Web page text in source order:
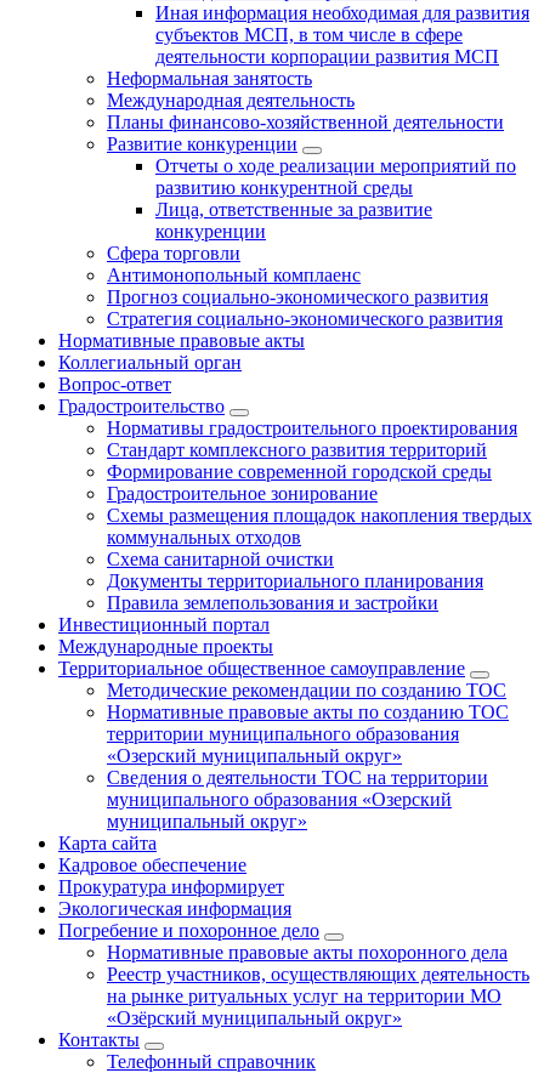
Иная информация необходимая для развития
субъектов МСП, в том числе в сфере
деятельности корпорации развития МСП
Неформальная занятость
Международная деятельность
Планы финансово-хозяйственной деятельности
Развитие конкуренции
Отчеты о ходе реализации мероприятий по
развитию конкурентной среды
Лица, ответственные за развитие
конкуренции
Сфера торговли
Антимонопольный комплаенс
Прогноз социально-экономического развития
Стратегия социально-экономического развития
Нормативные правовые акты
Коллегиальный орган
Вопрос-ответ
Градостроительство
Нормативы градостроительного проектирования
Стандарт комплексного развития территорий
Формирование современной городской среды
Градостроительное зонирование
Схемы размещения площадок накопления твердых
коммунальных отходов
Схема санитарной очистки
Документы территориального планирования
Правила землепользования и застройки
Инвестиционный портал
Международные проекты
Территориальное общественное самоуправление
Методические рекомендации по созданию ТОС
Нормативные правовые акты по созданию ТОС
территории муниципального образования
«Озерский муниципальный округ»
Сведения о деятельности ТОС на территории
муниципального образования «Озерский
муниципальный округ»
Карта сайта
Кадровое обеспечение
Прокуратура информирует
Экологическая информация
Погребение и похоронное дело
Нормативные правовые акты похоронного дела
Реестр участников, осуществляющих деятельность
на рынке ритуальных услуг на территории МО
«Озёрский муниципальный округ»
Контакты
Телефонный справочник